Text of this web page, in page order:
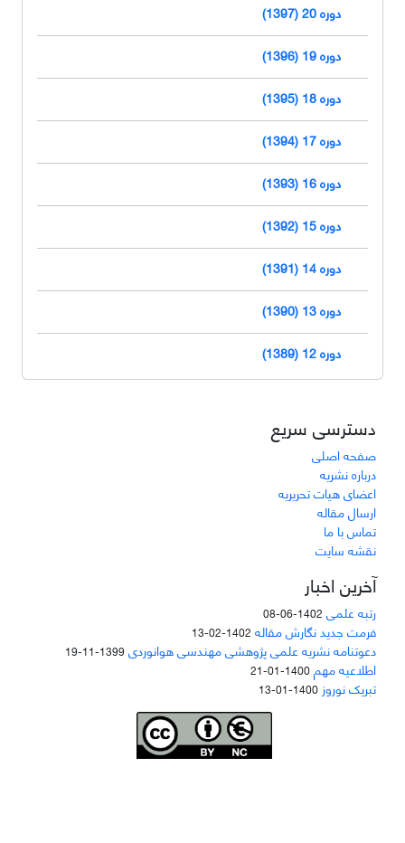
دوره 20 (1397)
دوره 19 (1396)
دوره 18 (1395)
دوره 17 (1394)
دوره 16 (1393)
دوره 15 (1392)
دوره 14 (1391)
دوره 13 (1390)
دوره 12 (1389)
دسترسی سریع
صفحه اصلی
درباره نشریه
اعضای هیات تحریریه
ارسال مقاله
تماس با ما
نقشه سایت
آخرین اخبار
رتبه علمی 1402-06-08
فرمت جدید نگارش مقاله 1402-02-13
دعوتنامه نشریه علمی پژوهشی مهندسی هوانوردی1399-11-19
اطلاعیه مهم1400-01-21
تبریک نوروز 1400-01-13